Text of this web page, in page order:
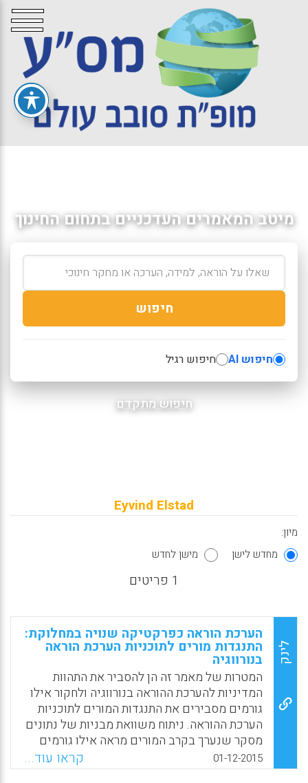
מיטב המאמרים העדכניים בתחום החינוך
חיפוש
חיפוש AI חיפוש רגיל
חיפוש מתקדם
Eyvind Elstad
מיון:
מחדש לישן
מישן לחדש
1 פריטים
לינק
הערכת הוראה כפרקטיקה שנויה במחלוקת:
התנגדות מורים לתוכניות הערכת הוראה
בנורווגיה
המטרות של מאמר זה הן להסביר את התהוות
המדיניות להערכת ההוראה בנורווגיה ולחקור אילו
גורמים מסבירים את התנגדות המורים לתוכניות
הערכת ההוראה. ניתוח משוואת מבניות של נתונים
מסקר שנערך בקרב המורים מראה אילו גורמים
קושרו מבחינה סטטיסטית עם המושג של
התנגדות המורים להערכת ההוראה. לחץ (stress)
01-12-2015 קראו עוד...